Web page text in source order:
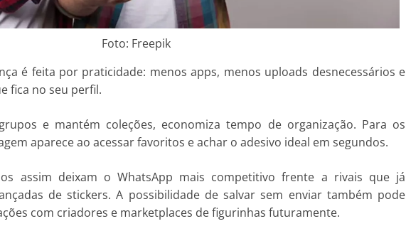
Foto: Freepik
é feita por praticidade: menos apps, menos uploads desnecessários e
fica no seu perfil.
e mantém coleções, economiza tempo de organização. Para os
aparece ao acessar favoritos e achar o adesivo ideal em segundos.
assim deixam o WhatsApp mais competitivo frente a rivais que já
de stickers. A possibilidade de salvar sem enviar também pode
com criadores e marketplaces de figurinhas futuramente.